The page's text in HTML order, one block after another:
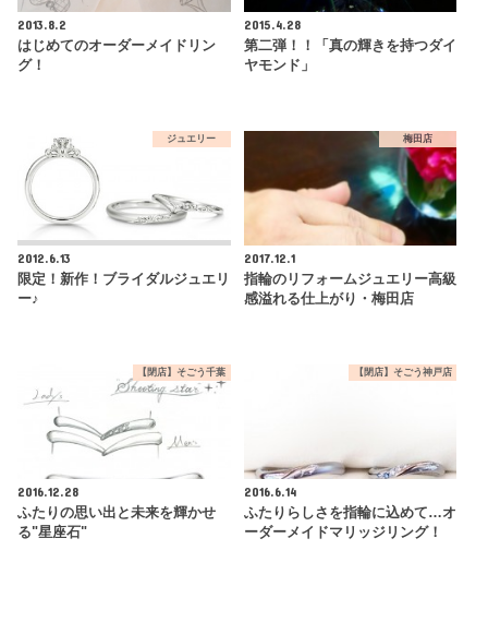
2013.8.2
はじめてのオーダーメイドリン
グ！
2015.4.28
第二弾！！「真の輝きを持つダイ
ヤモンド」
ジュエリー
2012.6.13
限定！新作！ブライダルジュエリ
ー♪
梅田店
2017.12.1
指輪のリフォームジュエリー高級
感溢れる仕上がり・梅田店
【閉店】そごう千葉
2016.12.28
ふたりの思い出と未来を輝かせ
る"星座石"
【閉店】そごう神戸店
2016.6.14
ふたりらしさを指輪に込めて…オ
ーダーメイドマリッジリング！